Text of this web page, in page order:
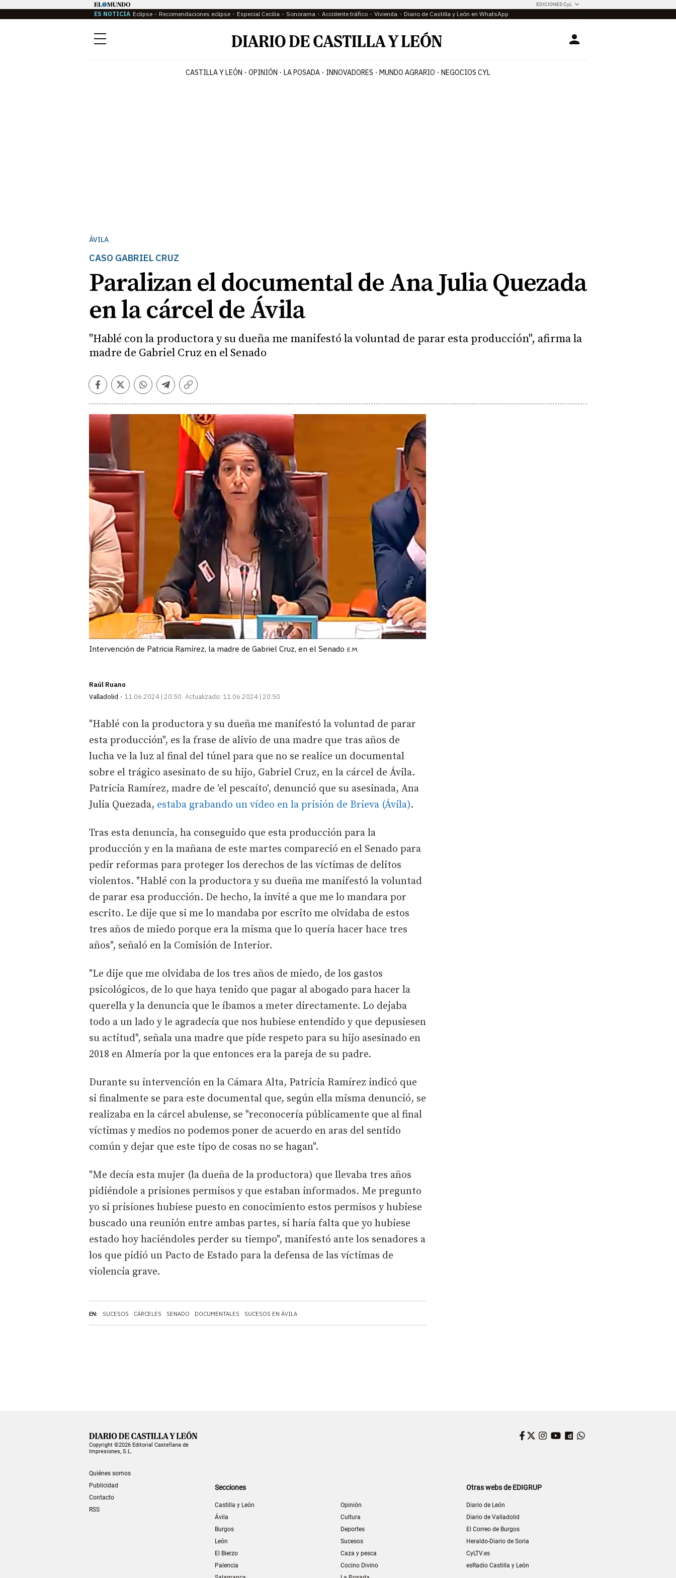
EDICIONES CyL
ES NOTICIA Eclipse Recomendaciones eclipse Especial Cecilia Sonorama Accidente tráfico Vivienda Diario de Castilla y León en WhatsApp
Menú Login
CASTILLA Y LEÓN OPINIÓN LA POSADA INNOVADORES MUNDO AGRARIO NEGOCIOS CYL
ÁVILA
CASO GABRIEL CRUZ
Paralizan el documental de Ana Julia Quezada
en la cárcel de Ávila
​"Hablé con la productora y su dueña me manifestó la voluntad de parar esta producción", afirma la
madre de Gabriel Cruz en el Senado
Facebook
TwitterWhatsapp
Telegram
Copiar
Intervención de Patricia Ramírez, la madre de Gabriel Cruz, en el Senado E.M.
Raúl Ruano
Valladolid
11.06.2024 | 20:50 Actualizado: 11.06.2024 | 20:50
EN: SUCESOS CÁRCELES SENADO DOCUMENTALES SUCESOS EN ÁVILA
"Hablé con la productora y su dueña me manifestó la voluntad de parar
esta producción", es la frase de alivio de una madre que tras años de
lucha ve la luz al final del túnel para que no se realice un documental
sobre el trágico asesinato de su hijo, Gabriel Cruz, en la cárcel de Ávila.
Patricia Ramírez, madre de 'el pescaíto', denunció que su asesinada, Ana
Julia Quezada, estaba grabando un vídeo en la prisión de Brieva (Ávila).
Tras esta denuncia, ha conseguido que esta producción para la
producción y en la mañana de este martes compareció en el Senado para
pedir reformas para proteger los derechos de las víctimas de delitos
violentos. "Hablé con la productora y su dueña me manifestó la voluntad
de parar esa producción. De hecho, la invité a que me lo mandara por
escrito. Le dije que si me lo mandaba por escrito me olvidaba de estos
tres años de miedo porque era la misma que lo quería hacer hace tres
años", señaló en la Comisión de Interior.
"Le dije que me olvidaba de los tres años de miedo, de los gastos
psicológicos, de lo que haya tenido que pagar al abogado para hacer la
querella y la denuncia que le íbamos a meter directamente. Lo dejaba
todo a un lado y le agradecía que nos hubiese entendido y que depusiesen
su actitud", señala una madre que pide respeto para su hijo asesinado en
2018 en Almería por la que entonces era la pareja de su padre.
Durante su intervención en la Cámara Alta, Patricia Ramírez indicó que
si finalmente se para este documental que, según ella misma denunció, se
realizaba en la cárcel abulense, se "reconocería públicamente que al final
víctimas y medios no podemos poner de acuerdo en aras del sentido
común y dejar que este tipo de cosas no se hagan".
"Me decía esta mujer (la dueña de la productora) que llevaba tres años
pidiéndole a prisiones permisos y que estaban informados. Me pregunto
yo si prisiones hubiese puesto en conocimiento estos permisos y hubiese
buscado una reunión entre ambas partes, si haría falta que yo hubiese
estado hoy haciéndoles perder su tiempo", manifestó ante los senadores a
los que pidió un Pacto de Estado para la defensa de las víctimas de
violencia grave.
Copyright ©2026 Editorial Castellana de
Impresiones, S.L.
Quiénes somos
Publicidad
Contacto
RSS
Facebook
Twitter
Instagram
YouTube
Dailymotion
Secciones
Castilla y León
Ávila
Burgos
León
El Bierzo
Palencia
Opinión
Cultura
Deportes
Sucesos
Caza y pesca
Cocino Divino
Otras webs de EDIGRUP
Diario de León
Diario de Valladolid
El Correo de Burgos
Heraldo-Diario de Soria
CyLTV.es
esRadio Castilla y León